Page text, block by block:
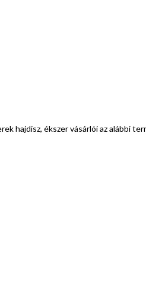
hajdísz, ékszer vásárlói az alábbi